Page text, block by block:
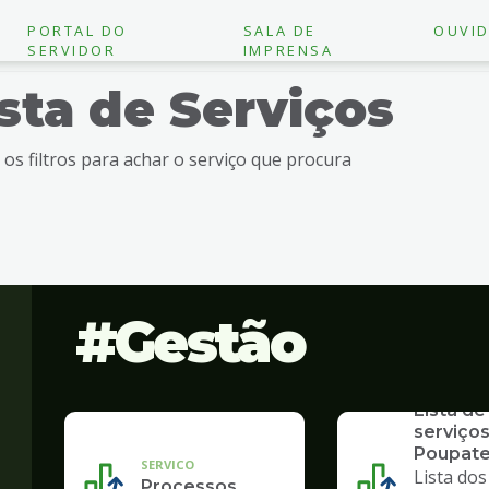
PORTAL DO
SERVIDOR
SALA DE
IMPRENSA
de Serviços
os filtros para achar o serviço que procura
Gestão
SERVICO
Lista de
Lista